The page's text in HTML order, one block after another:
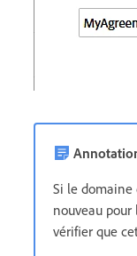
Si le domaine
nouveau
vérifier que